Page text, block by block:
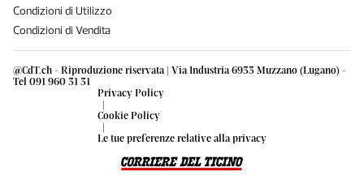
@CdT.ch - Riproduzione riservata | Via Industria 6933 Muzzano (Lugano) -
Tel 091 960 31 31
Privacy Policy
|
Cookie Policy
|
Le tue preferenze relative alla privacy
Condizioni di Utilizzo
Condizioni di Vendita